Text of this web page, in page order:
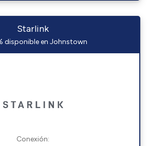
Starlink
disponible en Johnstown
Conexión: